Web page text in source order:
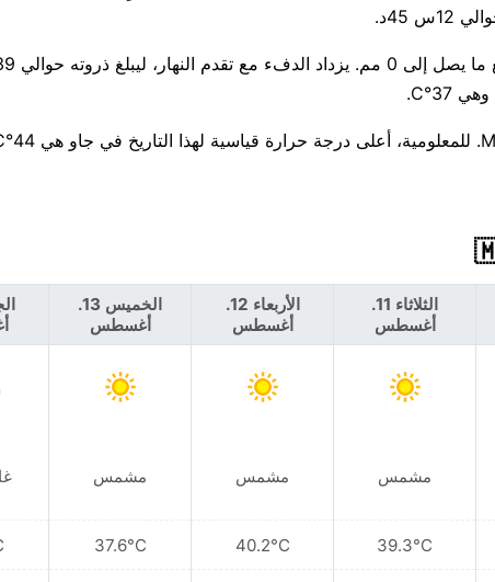
الثلاثاء 11.
أغسطس
مشمس
39.3°C
الأربعاء 12.
أغسطس
مشمس
40.2°C
الخميس 13.
أغسطس
مشمس
37.6°C